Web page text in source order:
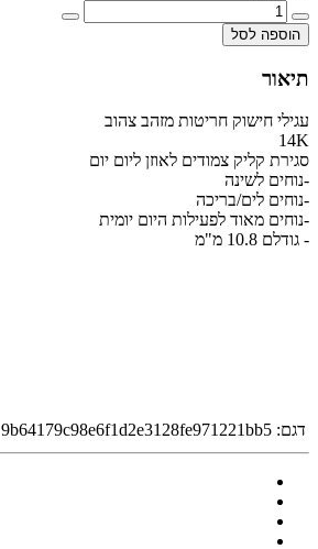
הוספה לסל
תיאור
עגילי חישוק חריטות מזהב צהוב
14K
סגירת קליק צמודים לאוזן ליום יום
-נוחים לשינה
-נוחים לים/בריכה
-נוחים מאוד לפעילות היום יומית
- גודלם 10.8 מ"מ
דגם: 9b64179c98e6f1d2e3128fe971221bb5